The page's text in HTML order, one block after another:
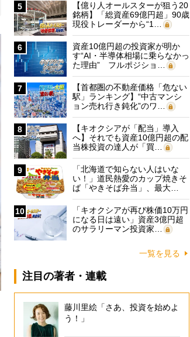
5
【億り人オールスターが狙う20
銘柄】「総資産69億円超」90歳
現役トレーダーから“1…
6
資産10億円超の投資家が明か
す“AI・半導体相場に乗らなかっ
た理由” フルポジショ…
7
【首都圏の不動産価格「危ない
駅」ランキング】“中古マンシ
ョン売れ行き鈍化”のワ…
8
【キオクシアが「配当」導入
へ】それでも資産10億円超の配
当株投資の達人が「買…
9
「北海道で知らない人はいな
い！」道民熱愛のカップ焼きそ
ば「やきそば弁当」、最大…
10
「キオクシアが再び株価10万円
になる日は遠い」資産3億円超
のサラリーマン投資家…
一覧を見る
注目の著者・連載
藤川里絵「さあ、投資を始めよ
う！」